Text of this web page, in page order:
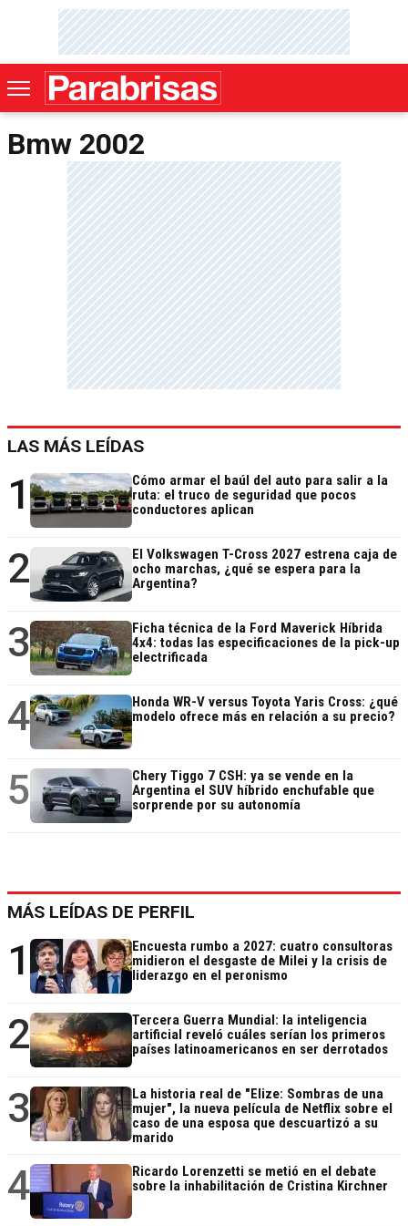
Bmw 2002
LAS MÁS LEÍDAS
1
Cómo armar el baúl del auto para salir a la
ruta: el truco de seguridad que pocos
conductores aplican
2
El Volkswagen T-Cross 2027 estrena caja de
ocho marchas, ¿qué se espera para la
Argentina?
3
Ficha técnica de la Ford Maverick Híbrida
4x4: todas las especificaciones de la pick-up
electrificada
4
Honda WR-V versus Toyota Yaris Cross: ¿qué
modelo ofrece más en relación a su precio?
5
Chery Tiggo 7 CSH: ya se vende en la
Argentina el SUV híbrido enchufable que
sorprende por su autonomía
MÁS LEÍDAS DE PERFIL
1
Encuesta rumbo a 2027: cuatro consultoras
midieron el desgaste de Milei y la crisis de
liderazgo en el peronismo
2
Tercera Guerra Mundial: la inteligencia
artificial reveló cuáles serían los primeros
países latinoamericanos en ser derrotados
3
La historia real de "Elize: Sombras de una
mujer", la nueva película de Netflix sobre el
caso de una esposa que descuartizó a su
marido
4
Ricardo Lorenzetti se metió en el debate
sobre la inhabilitación de Cristina Kirchner